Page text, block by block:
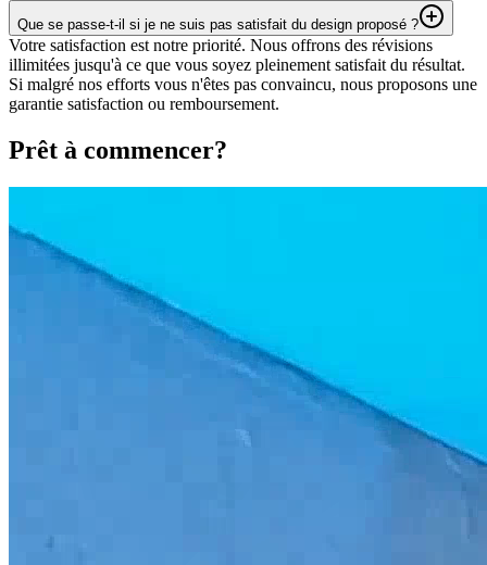
Que se passe-t-il si je ne suis pas satisfait du design proposé ?
Votre satisfaction est notre priorité. Nous offrons des révisions
illimitées jusqu'à ce que vous soyez pleinement satisfait du résultat.
Si malgré nos efforts vous n'êtes pas convaincu, nous proposons une
garantie satisfaction ou remboursement.
Prêt à commencer?